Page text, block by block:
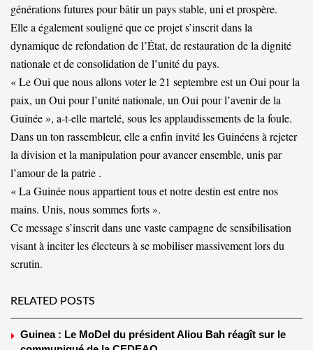
générations futures pour bâtir un pays stable, uni et prospère.
Elle a également souligné que ce projet s’inscrit dans la
dynamique de refondation de l’État, de restauration de la dignité
nationale et de consolidation de l’unité du pays.
« Le Oui que nous allons voter le 21 septembre est un Oui pour la
paix, un Oui pour l’unité nationale, un Oui pour l’avenir de la
Guinée », a-t-elle martelé, sous les applaudissements de la foule.
Dans un ton rassembleur, elle a enfin invité les Guinéens à rejeter
la division et la manipulation pour avancer ensemble, unis par
l’amour de la patrie .
« La Guinée nous appartient tous et notre destin est entre nos
mains. Unis, nous sommes forts ».
Ce message s’inscrit dans une vaste campagne de sensibilisation
visant à inciter les électeurs à se mobiliser massivement lors du
scrutin.
RELATED POSTS
Guinea : Le MoDel du président Aliou Bah réagît sur le